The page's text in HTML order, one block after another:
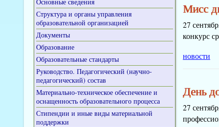
Структура и органы управления
образовательной организацией
Документы
Образование
Образовательные стандарты
Руководство. Педагогический (научно-
педагогический) состав
Материально-техническое обеспечение и
оснащенность образовательного процесса
Стипендии и иные виды материальной
поддержки
Мисс
27
конкурс
новости
День
27